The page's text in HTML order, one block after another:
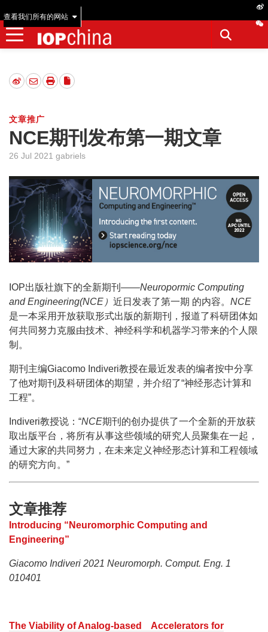
查看我们所有的网站
文章推广
NCE期刊发布第一期文章
26 Jul 2021 gabriels
IOP出版社旗下的全新期刊——Neuropormic Computing
and Engineering(NCE） 近日发表了第一期 的内容。 NCE
是一本采用开放获取形式出版的新期刊，报道了科研团体如
何共同努力克服由技术、神经科学和机器学习带来的个人限
制。
期刊主编Giacomo Indiveri教授在最近发表的编者按中分享
了他对期刊及科研团体的期望，并介绍了“神经形态计算和
工程”。
Indiveri教授说：“NCE期刊的创办提供了一个全新的开放获
取出版平台，将所有从事这些领域的研究人员聚集在一起，
通过大家的共同努力，在未来定义神经形态计算和工程领域
的研究方向。”
文章推荐
Introducing “Neuromorphic Computing and
Engineering”
Giacomo Indiveri 2021 Neuromorph. Comput. Eng. 1
010401
The Viability of Analog-based Accelerators for